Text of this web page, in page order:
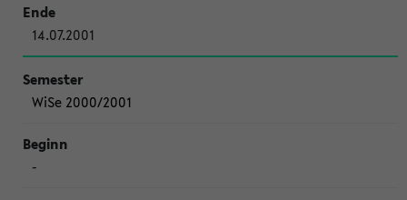
14.07.2001
WiSe 2000/2001
-